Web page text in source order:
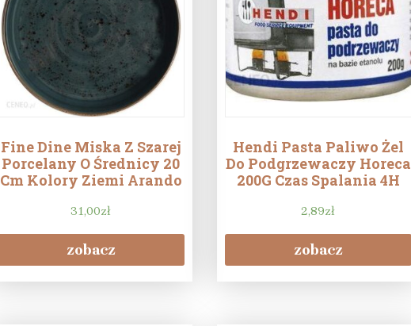
Fine Dine Miska Z Szarej
Porcelany O Średnicy 20
Cm Kolory Ziemi Arando
31,00zł
zobacz
Hendi Pasta Paliwo Żel
Do Podgrzewaczy Horeca
200G Czas Spalania 4H
2,89zł
zobacz